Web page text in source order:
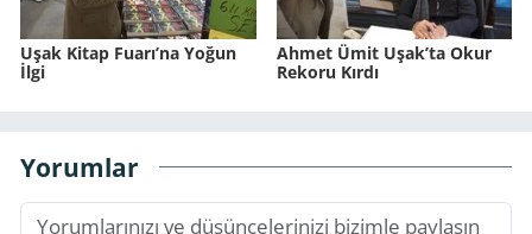
Uşak Kitap Fuarı’na Yoğun
İlgi
Ahmet Ümit Uşak’ta Okur
Rekoru Kırdı
Yorumlar